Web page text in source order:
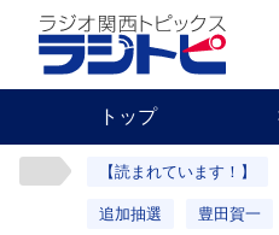
トップ
【読まれています！】
追加抽選 豊田賀一